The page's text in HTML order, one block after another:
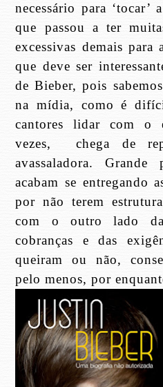
necessário para
que passou a ter
excessivas demais para
que deve ser
de Bieber, pois
na mídia, como é
cantores lidar com o
vezes,
chega de
avassaladora. Grande
acabam se entregando
por não terem
com o outro lado
cobranças e das
queiram ou não,
pelo menos, por